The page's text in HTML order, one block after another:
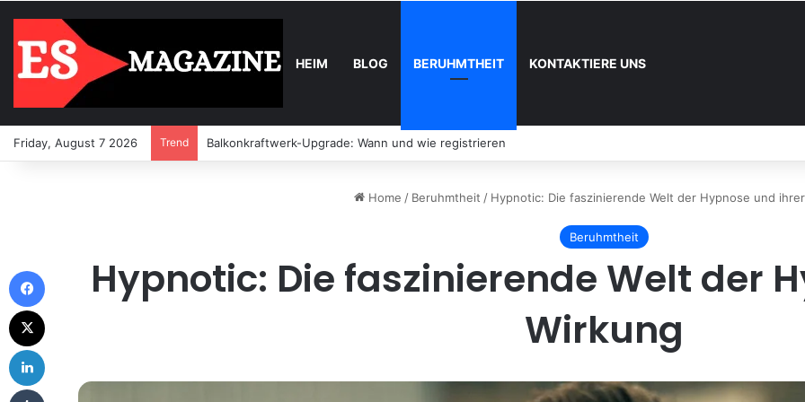
HEIM BLOG BERUHMTHEIT KONTAKTIERE UNS
Friday, August 7 2026 Trend Balkonkraftwerk-Upgrade: Wann und wie registrieren
Home / Beruhmtheit / Hypnotic: Die faszinierende Welt der Hypnose und
Beruhmtheit
Hypnotic: Die faszinierende Welt der
Wirkung
Facebook
Tumblr